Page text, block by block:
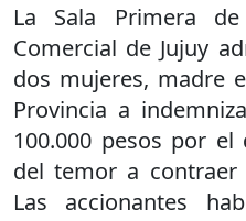
La Sala Primera
Comercial de Jujuy
dos mujeres, madre
Provincia a
100.000 pesos por
del temor a contraer
Las accionantes